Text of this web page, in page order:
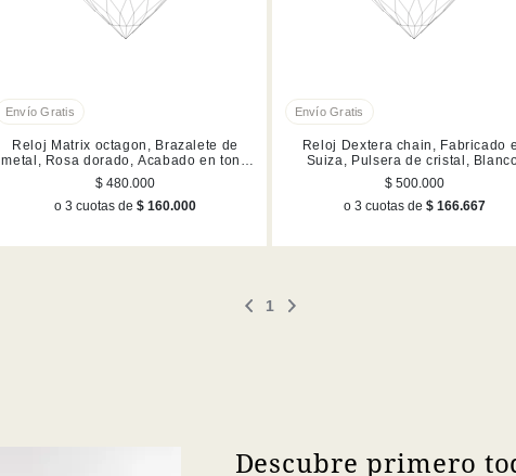
Reloj Matrix octagon, Brazalete de
metal, Rosa dorado, Acabado en tono
oro rosa
$ 480.000
o 3 cuotas de$ 160.000
Reloj Dextera chain, Fabricado
Suiza, Pulsera de cristal,
Acabado en tono oro champán
$ 500.000
o 3 cuotas de $ 166.667
1
Descubre primero